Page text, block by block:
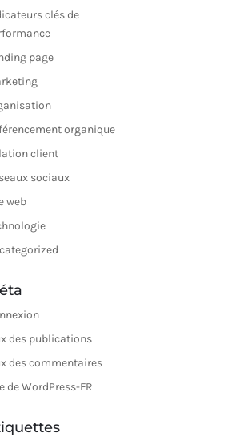
clés de
page
organique
client
sociaux
web
des publications
des commentaires
de WordPress-FR